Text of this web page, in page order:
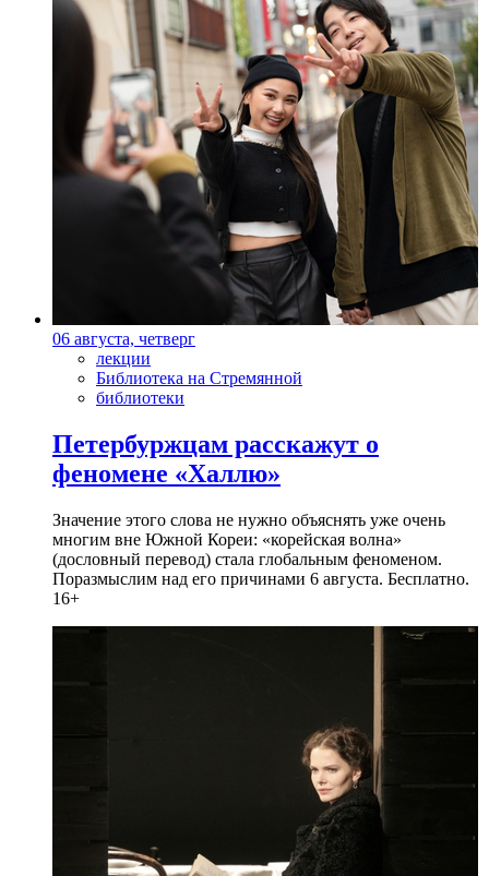
06 августа, четверг
лекции
Библиотека на Стремянной
библиотеки
Петербуржцам расскажут о
феномене «Халлю»
Значение этого слова не нужно объяснять уже очень
многим вне Южной Кореи: «корейская волна»
(дословный перевод) стала глобальным феноменом.
Поразмыслим над его причинами 6 августа. Бесплатно.
16+